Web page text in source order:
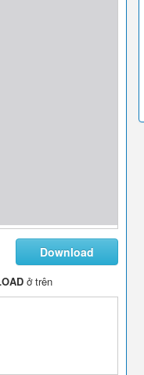
Download
ở trên